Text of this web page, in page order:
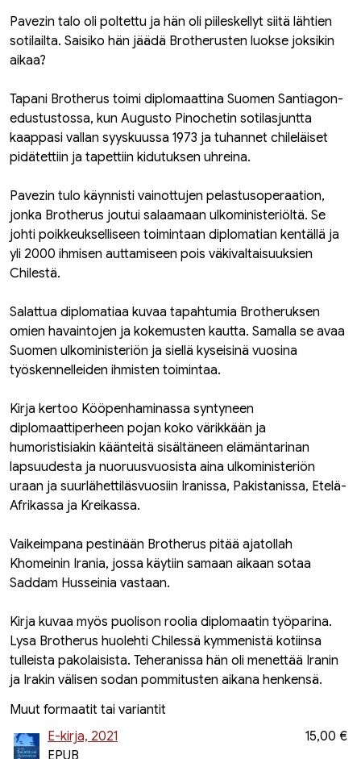
Pavezin talo oli poltettu ja hän oli piileskellyt siitä lähtien
sotilailta. Saisiko hän jäädä Brotherusten luokse joksikin
aikaa?
Tapani Brotherus toimi diplomaattina Suomen Santiagon-
edustustossa, kun Augusto Pinochetin sotilasjuntta
kaappasi vallan syyskuussa 1973 ja tuhannet chileläiset
pidätettiin ja tapettiin kidutuksen uhreina.
Pavezin tulo käynnisti vainottujen pelastusoperaation,
jonka Brotherus joutui salaamaan ulkoministeriöltä. Se
johti poikkeukselliseen toimintaan diplomatian kentällä ja
yli 2000 ihmisen auttamiseen pois väkivaltaisuuksien
Chilestä.
Salattua diplomatiaa kuvaa tapahtumia Brotheruksen
omien havaintojen ja kokemusten kautta. Samalla se avaa
Suomen ulkoministeriön ja siellä kyseisinä vuosina
työskennelleiden ihmisten toimintaa.
Kirja kertoo Kööpenhaminassa syntyneen
diplomaattiperheen pojan koko värikkään ja
humoristisiakin käänteitä sisältäneen elämäntarinan
lapsuudesta ja nuoruusvuosista aina ulkoministeriön
uraan ja suurlähettiläsvuosiin Iranissa, Pakistanissa, Etelä-
Afrikassa ja Kreikassa.
Vaikeimpana pestinään Brotherus pitää ajatollah
Khomeinin Irania, jossa käytiin samaan aikaan sotaa
Saddam Husseinia vastaan.
Kirja kuvaa myös puolison roolia diplomaatin työparina.
Lysa Brotherus huolehti Chilessä kymmenistä kotiinsa
tulleista pakolaisista. Teheranissa hän oli menettää Iranin
ja Irakin välisen sodan pommitusten aikana henkensä.
Muut formaatit tai variantit
E-kirja, 2021
EPUB
15,00 €